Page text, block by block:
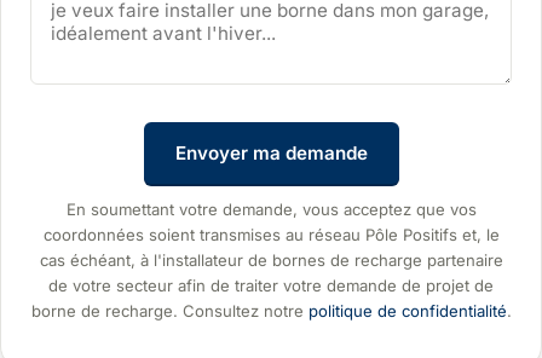
Envoyer ma demande
En soumettant votre demande, vous acceptez que vos
coordonnées soient transmises au réseau Pôle Positifs et, le
cas échéant, à l'installateur de bornes de recharge partenaire
de votre secteur afin de traiter votre demande de projet de
borne de recharge. Consultez notre politique de confidentialité.